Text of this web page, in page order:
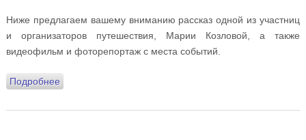
Ниже предлагаем вашему вниманию рассказ одной из участниц
и организаторов путешествия, Марии Козловой, а также
видеофильм и фоторепортаж с места событий.
Подробнеео Учащиеся Православной гимназии «Восход» вместе
туристическую поездку в Дивногорье